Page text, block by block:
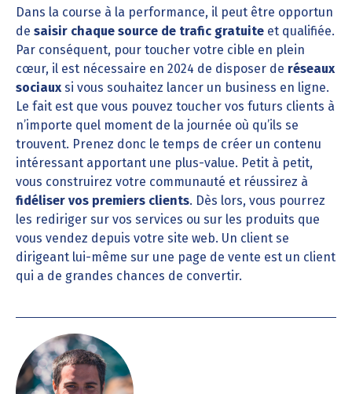
Dans la course à la performance, il peut être opportun
de saisir chaque source de trafic gratuite et qualifiée.
Par conséquent, pour toucher votre cible en plein
cœur, il est nécessaire en 2024 de disposer de réseaux
sociauxsi vous souhaitez lancer un business en ligne.
Le fait est que vous pouvez toucher vos futurs clients à
n’importe quel moment de la journée où qu’ils se
trouvent. Prenez donc le temps de créer un contenu
intéressant apportant une plus-value. Petit à petit,
vous construirez votre communauté et réussirez à
fidéliser vos premiers clients. Dès lors, vous pourrez
les rediriger sur vos services ou sur les produits que
vous vendez depuis votre site web. Un client se
dirigeant lui-même sur une page de vente est un client
qui a de grandes chances de convertir.